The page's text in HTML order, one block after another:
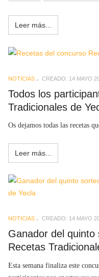
Leer más...
NOTICIAS CREADO: 14 MAYO
Todos los
Tradicionales de
Os dejamos todas las recetas
Leer más...
NOTICIAS CREADO: 14 MAYO
Ganador del
Recetas
Esta semana finaliza este